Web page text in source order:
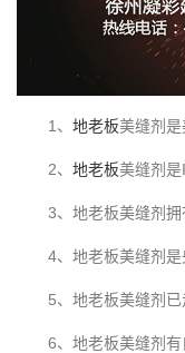
1、 地老板美缝剂
2、 地老板美缝剂
3、地老板美缝剂拥
4、地老板美缝剂是
5、地老板美缝剂
6、地老板美缝剂